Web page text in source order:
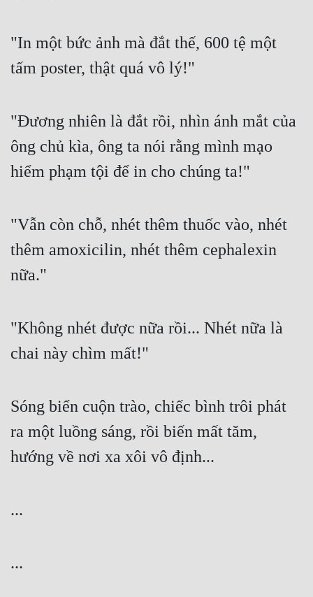
Tính Cách Nhân Vật :
Cơ Trí
Vô Sỉ
Điềm Đạm
"In một bức ảnh mà đắt thế, 600 tệ một
tấm poster, thật quá vô lý!"
"Đương nhiên là đắt rồi, nhìn ánh mắt của
ông chủ kìa, ông ta nói rằng mình mạo
hiểm phạm tội để in cho chúng ta!"
"Vẫn còn chỗ, nhét thêm thuốc vào, nhét
thêm amoxicilin, nhét thêm cephalexin
nữa."
"Không nhét được nữa rồi... Nhét nữa là
chai này chìm mất!"
Sóng biển cuộn trào, chiếc bình trôi phát
ra một luồng sáng, rồi biến mất tăm,
hướng về nơi xa xôi vô định...
...
...